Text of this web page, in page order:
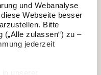
und Webanalyse
Webseite besser
Bitte
zulassen“) zu –
jederzeit